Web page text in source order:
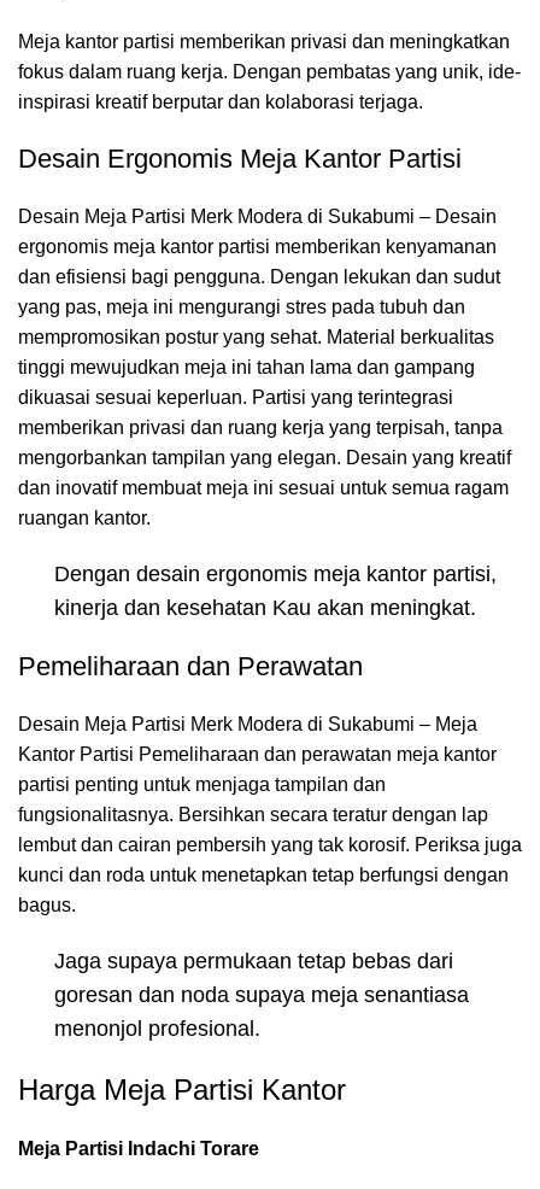
Meja kantor partisi memberikan privasi dan meningkatkan
fokus dalam ruang kerja. Dengan pembatas yang unik, ide-
inspirasi kreatif berputar dan kolaborasi terjaga.
Desain Ergonomis Meja Kantor Partisi
Desain Meja Partisi Merk Modera di Sukabumi – Desain
ergonomis meja kantor partisi memberikan kenyamanan
dan efisiensi bagi pengguna. Dengan lekukan dan sudut
yang pas, meja ini mengurangi stres pada tubuh dan
mempromosikan postur yang sehat. Material berkualitas
tinggi mewujudkan meja ini tahan lama dan gampang
dikuasai sesuai keperluan. Partisi yang terintegrasi
memberikan privasi dan ruang kerja yang terpisah, tanpa
mengorbankan tampilan yang elegan. Desain yang kreatif
dan inovatif membuat meja ini sesuai untuk semua ragam
ruangan kantor.
Dengan desain ergonomis meja kantor partisi,
kinerja dan kesehatan Kau akan meningkat.
Pemeliharaan dan Perawatan
Desain Meja Partisi Merk Modera di Sukabumi – Meja
Kantor Partisi Pemeliharaan dan perawatan meja kantor
partisi penting untuk menjaga tampilan dan
fungsionalitasnya. Bersihkan secara teratur dengan lap
lembut dan cairan pembersih yang tak korosif. Periksa juga
kunci dan roda untuk menetapkan tetap berfungsi dengan
bagus.
Jaga supaya permukaan tetap bebas dari
goresan dan noda supaya meja senantiasa
menonjol profesional.
Harga Meja Partisi Kantor
Meja Partisi Indachi Torare